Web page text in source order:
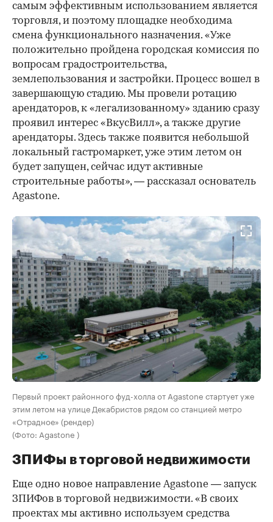
самым эффективным использованием является
торговля, и поэтому площадке необходима
смена функционального назначения. «Уже
положительно пройдена городская комиссия по
вопросам градостроительства,
землепользования и застройки. Процесс вошел в
завершающую стадию. Мы провели ротацию
арендаторов, к «легализованному» зданию сразу
проявил интерес «ВкусВилл», а также другие
арендаторы. Здесь также появится небольшой
локальный гастромаркет, уже этим летом он
будет запущен, сейчас идут активные
строительные работы», — рассказал основатель
Agastone.
Первый проект районного фуд-холла от Agastone стартует уже
этим летом на улице Декабристов рядом со станцией метро
«Отрадное» (рендер)
(Фото: Agastone )
ЗПИФы в торговой недвижимости
Еще одно новое направление Agastone — запуск
ЗПИФов в торговой недвижимости. «В своих
проектах мы активно используем средства